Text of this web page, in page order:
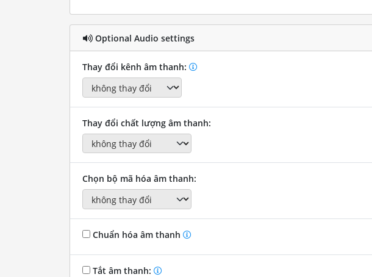
Optional Audio settings
Thay đổi kênh âm thanh:
Thay đổi chất lượng âm thanh:
Chọn bộ mã hóa âm thanh:
Chuẩn hóa âm thanh
Tắt âm thanh: